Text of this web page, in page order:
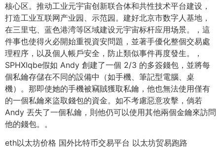
核心区。推动工业元宇宙创新联合体和共性技术平台建设，
打造工业互联网产业园、示范园。建好北京市数字人基地，
在三里屯、蓝色港湾等区域建设元宇宙标杆应用场景。，這
件事也使得火必開始重視資安問題，並著手優化整個交易處
理程序，以及個人帳戶安全，防止類似事件再度發生。，
SPHXIqbe假如 Andy 創建了一個 2/3 的多簽錢包，並將每
個私鑰存儲在不同的設備中（如手機、筆記型電腦、桌
機）。那即使她的手機被竊賊獲取私鑰，他也無法使用僅有
的一個私鑰來盜取錢包的資金。如不考慮惡意攻擊，倘若
Andy 丟失了一個私鑰，則他仍可以使用其他兩個金鑰來訪問
他的錢包。。
eth以太坊价格 国外比特币交易平台 以太坊贸易跑路